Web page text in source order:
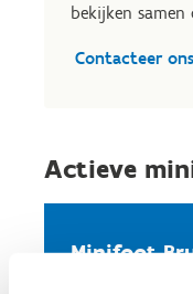
bekijken samen
Contacteer ons
Actieve
Minifoot